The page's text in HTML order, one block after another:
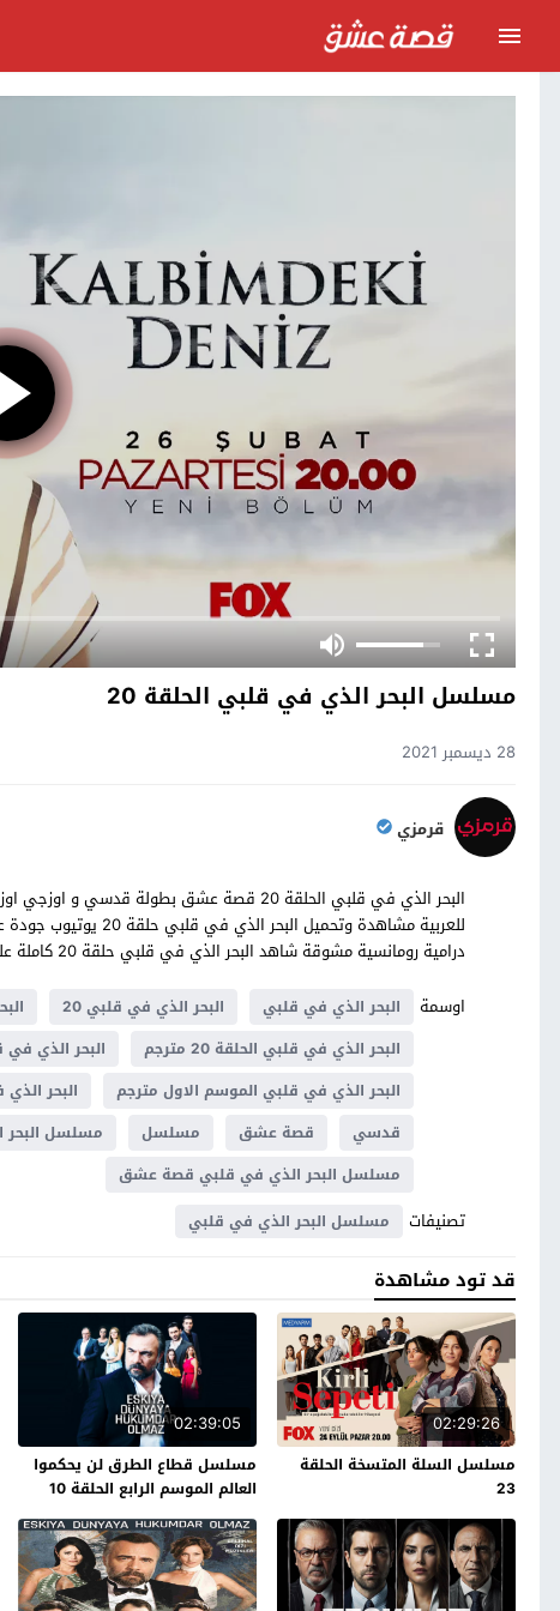
مسلسل البحر الذي في قلبي الحلقة 20
28 ديسمبر 2021
قرمزي
للعربية مشاهدة
درامية رومانسية مشوقة شاهد البحر الذي في قلبي حلقة 20 كاملة على موقع قصة عشق
اوسمة
البحر الذي في قلبي البحر الذي في قلبي 20
البحر الذي في قلبي الحلقة 20 مترجم
البحر الذي في
البحر الذي في قلبي الموسم الاول مترجم
البحر
قدسي
قصة عشق مسلسل مسلسل
مسلسل البحر الذي في قلبي قصة عشق
تصنيفات مسلسل البحر الذي في قلبي
قد تود مشاهدة
02:29:26
مسلسل السلة المتسخة الحلقة
23
02:39:05
مسلسل قطاع الطرق لن يحكموا
العالم الموسم الرابع الحلقة 10